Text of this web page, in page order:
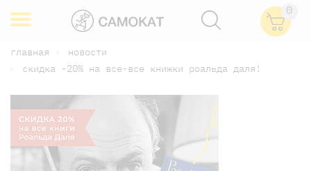
0
главная
новости
скидка -20% на все-все книжки роальда даля!